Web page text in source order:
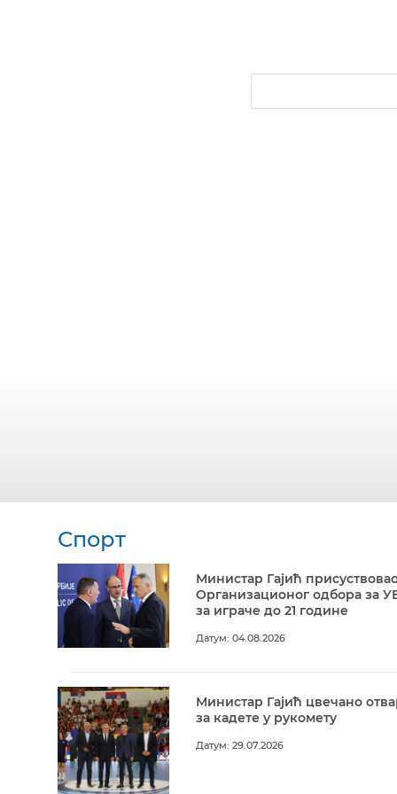
Спорт
Министар Гајић
Организационог одбора за
за играче до 21 године
Датум: 04.08.2026
Министар Гајић цвечано
за кадете у рукомету
Датум: 29.07.2026